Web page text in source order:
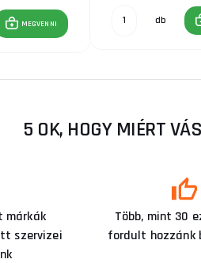
MEGVENNI db
5 OK, HOGY MIÉRT
márkák
szervizei
Több, mint 30
fordult hozzánk